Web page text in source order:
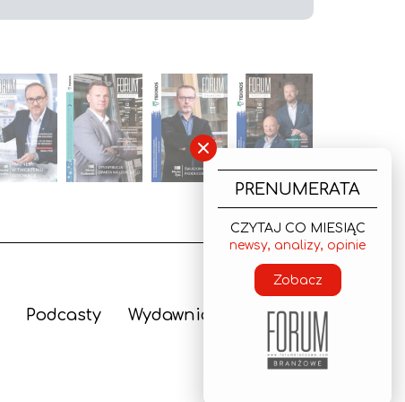
Podcasty Wydawnictwo
×
PRENUMERATA
CZYTAJ CO MIESIĄC
newsy, analizy, opinie
Zobacz